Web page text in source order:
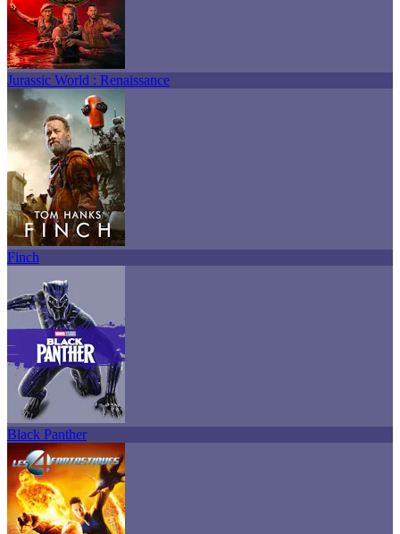
Jurassic World : Renaissance
Finch
Black Panther